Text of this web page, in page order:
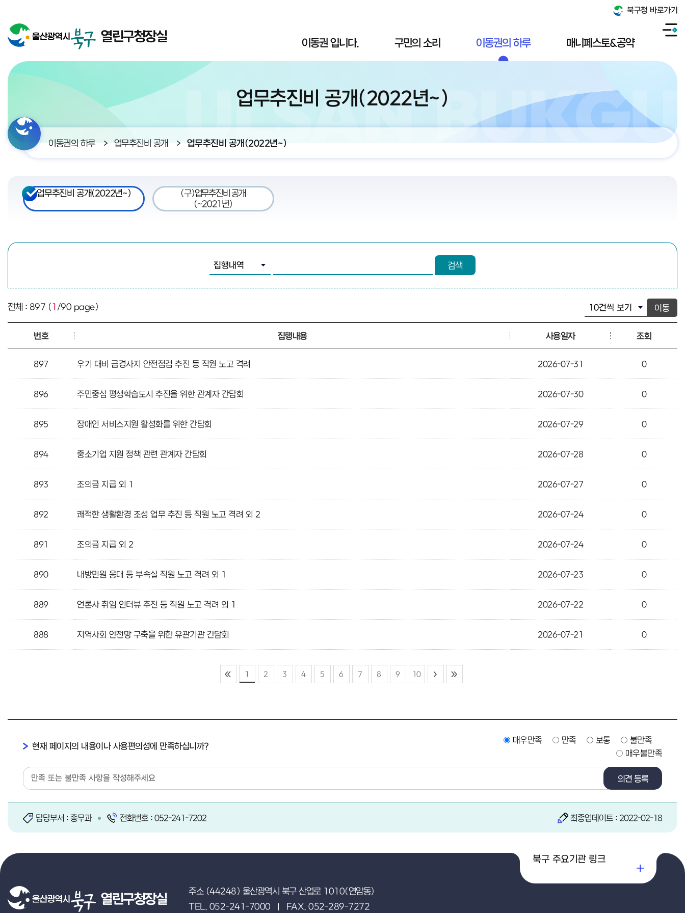
북구청 바로가기
열린구청장실 이동권 입니다. 구민의 소리 이동권의 하루 매니페스토&공약
업무추진비 공개(2022년~)
이동권의 하루 업무추진비 공개 업무추진비 공개(2022년~)
업무추진비 공개(2022년~)
(구)업무추진비 공개
(~2021년)
검색조건 선택 검색
전체 : 897 (1/90 page) 이동
번호 집행내용 사용일자 조회
897 우기 대비 급경사지 안전점검 추진 등 직원 노고 격려 2026-07-31 0
896 주민중심 평생학습도시 추진을 위한 관계자 간담회 2026-07-30 0
895 장애인 서비스지원 활성화를 위한 간담회 2026-07-29 0
894 중소기업 지원 정책 관련 관계자 간담회 2026-07-28 0
893 조의금 지급 외 1 2026-07-27 0
892 쾌적한 생활환경 조성 업무 추진 등 직원 노고 격려 외 2 2026-07-24 0
891 조의금 지급 외 2 2026-07-24 0
890 내방민원 응대 등 부속실 직원 노고 격려 외 1 2026-07-23 0
889 언론사 취임 인터뷰 추진 등 직원 노고 격려 외 1 2026-07-22 0
888 지역사회 안전망 구축을 위한 유관기관 간담회 2026-07-21 0
1 2 3 4 5 6 7 8 9 10
현재 페이지의 내용이나 사용편의성에 만족하십니까?
매우만족 만족 보통
불만족
매우불만족
의견 등록
담당부서 : 총무과 전화번호 : 052-241-7202 최종업데이트 : 2022-02-18
열린구청장실
주소 (44248) 울산광역시 북구 산업로 1010(연암동)
TEL. 052-241-7000
FAX. 052-289-7272
북구 주요기관 링크